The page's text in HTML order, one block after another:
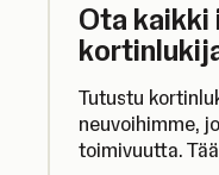
Ota kaikki
Tutustu
neuvoihimme,
toimivuutta.